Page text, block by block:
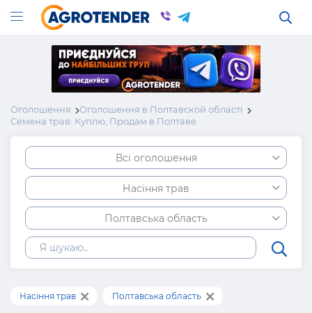
Оголошення
Оголошення в Полтавской області
Семена трав: Куплю, Продам в Полтаве
Всі оголошення
Насіння трав
Полтавська область
Насіння трав Полтавська область